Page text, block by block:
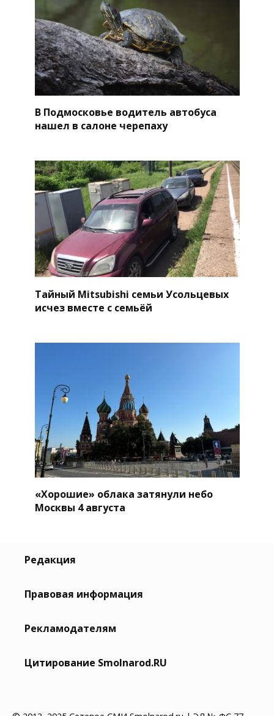
В Подмосковье водитель автобуса
нашел в салоне черепаху
Тайный Mitsubishi семьи Усольцевых
исчез вместе с семьёй
«Хорошие» облака затянули небо
Москвы 4 августа
Редакция
Правовая информация
Рекламодателям
Цитирование Smolnarod.RU